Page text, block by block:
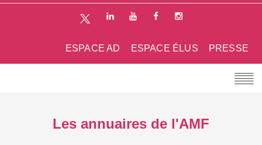
PRESSE
ESPACE ÉLUS
ESPACE AD
Les annuaires de l'AMF